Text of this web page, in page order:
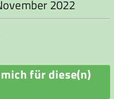
2022
für diese(n)